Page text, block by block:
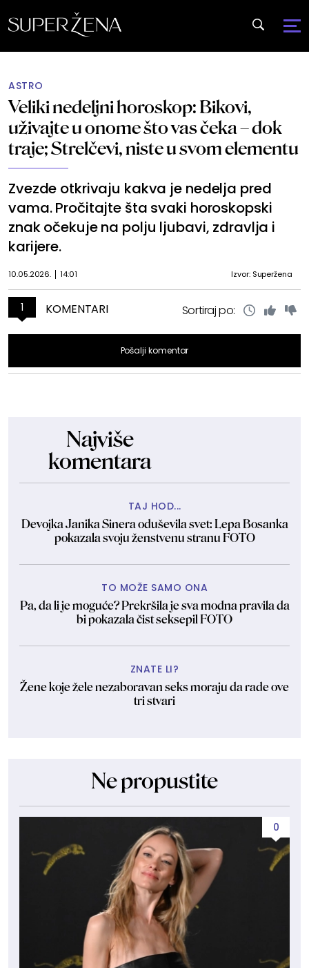
ASTRO
Veliki nedeljni horoskop: Bikovi,
uživajte u onome što vas čeka – dok
traje; Strelčevi, niste u svom elementu
Zvezde otkrivaju kakva je nedelja pred
vama. Pročitajte šta svaki horoskopski
znak očekuje na polju ljubavi, zdravlja i
karijere.
10.05.2026. 14:01 Izvor: Superžena
1 KOMENTARI Sortiraj po:
Pošalji komentar
Najviše
komentara
TAJ HOD...
Devojka Janika Sinera oduševila svet: Lepa Bosanka
pokazala svoju ženstvenu stranu FOTO
TO MOŽE SAMO ONA
Pa, da li je moguće? Prekršila je sva modna pravila da
bi pokazala čist seksepil FOTO
ZNATE LI?
Žene koje žele nezaboravan seks moraju da rade ove
tri stvari
Ne propustite
0